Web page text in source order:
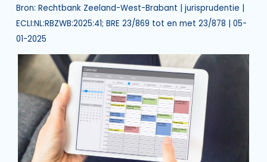
Bron: Rechtbank Zeeland-West-Brabant | jurisprudentie |
ECLI:NL:RBZWB:2025:41; BRE 23/869 tot en met 23/878 | 05-
01-2025